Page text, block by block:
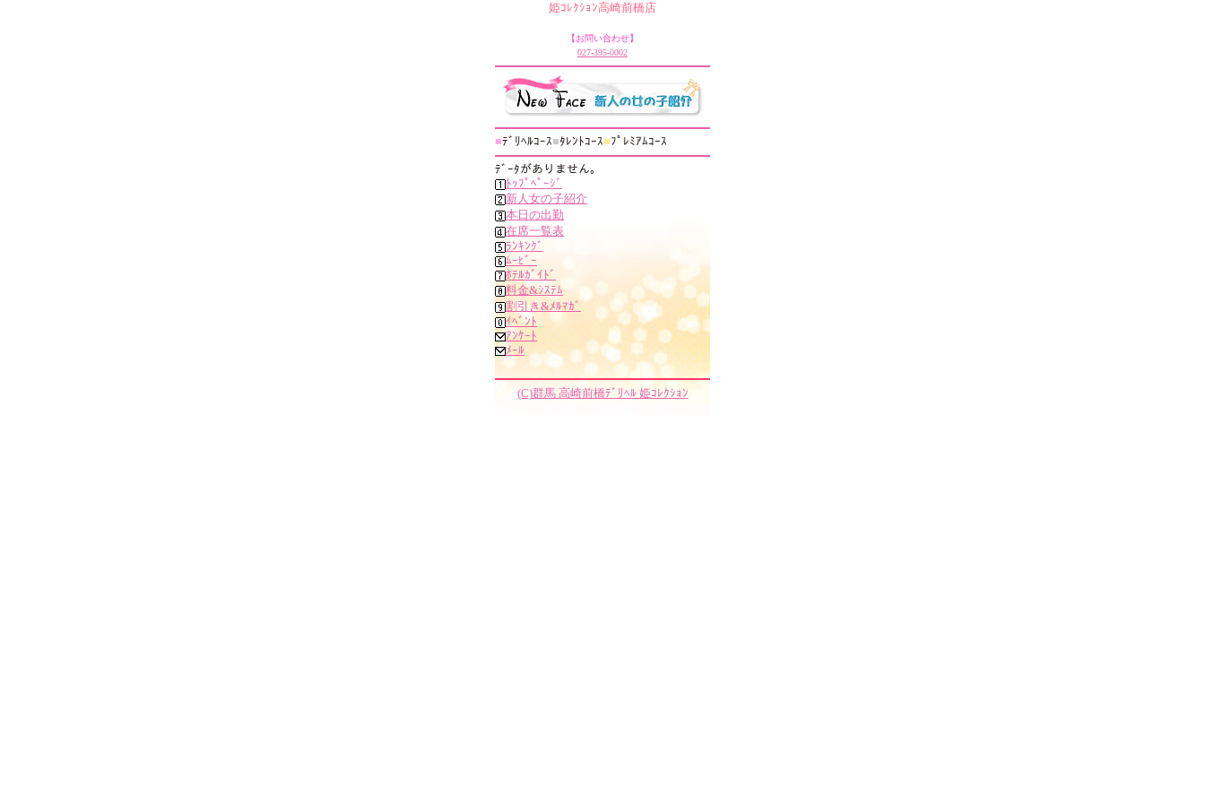
姫ｺﾚｸｼｮﾝ高崎前橋店
【お問い合わせ】
027-395-0002
■ﾃﾞﾘﾍﾙｺｰｽ■ﾀﾚﾝﾄｺｰｽ■ﾌﾟﾚﾐｱﾑｺｰｽ
ﾃﾞｰﾀがありません｡
ﾄｯﾌﾟﾍﾟｰｼﾞ
新人女の子紹介
本日の出勤
在席一覧表
ﾗﾝｷﾝｸﾞ
ﾑｰﾋﾞｰ
ﾎﾃﾙｶﾞｲﾄﾞ
料金&ｼｽﾃﾑ
割引き&ﾒﾙﾏｶﾞ
ｲﾍﾞﾝﾄ
ｱﾝｹｰﾄ
ﾒｰﾙ
(C)群馬 高崎前橋ﾃﾞﾘﾍﾙ 姫ｺﾚｸｼｮﾝ